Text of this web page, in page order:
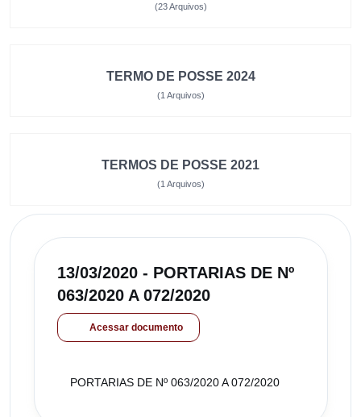
(23 Arquivos)
TERMO DE POSSE 2024
(1 Arquivos)
TERMOS DE POSSE 2021
(1 Arquivos)
13/03/2020 - PORTARIAS DE Nº
063/2020 A 072/2020
Acessar documento
PORTARIAS DE Nº 063/2020 A 072/2020